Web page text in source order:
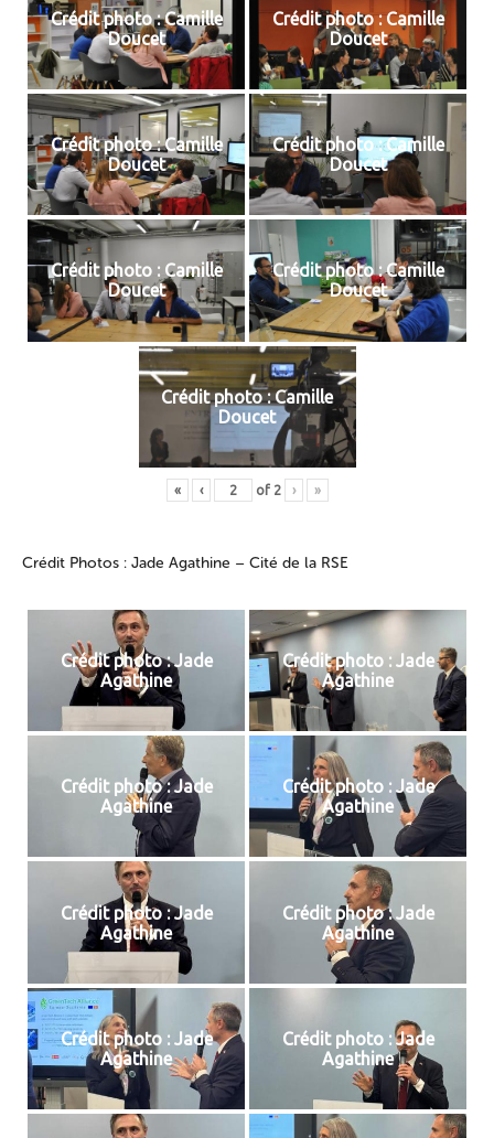
Crédit photo : Camille
Doucet
Crédit photo : Camille
Doucet
Crédit photo : Camille
Doucet
Crédit photo : Camille
Doucet
Crédit photo : Camille
Doucet
Crédit photo : Camille
Doucet
Crédit photo : Camille
Doucet
« ‹ of 2 › »
Crédit Photos : Jade Agathine – Cité de la RSE
Crédit photo : Jade
Agathine
Crédit photo : Jade
Agathine
Crédit photo : Jade
Agathine
Crédit photo : Jade
Agathine
Crédit photo : Jade
Agathine
Crédit photo : Jade
Agathine
Crédit photo : Jade
Agathine
Crédit photo : Jade
Agathine